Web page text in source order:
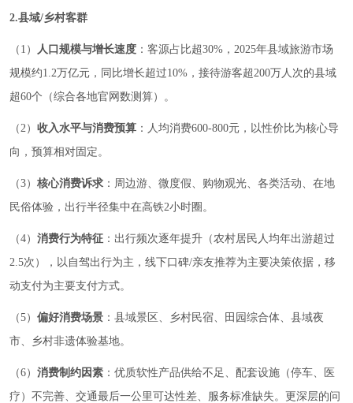
2.县域/乡村客群
（1） 人口规模与增长速度 ：客源占比超30%，2025年县域旅游市场
规模约1.2万亿元，同比增长超过10%，接待游客超200万人次的县域
超60个（综合各地官网数测算）。
（2） 收入水平与消费预算 ：人均消费600-800元，以性价比为核心导
向，预算相对固定。
（3） 核心消费诉求 ：周边游、微度假、购物观光、各类活动、在地
民俗体验，出行半径集中在高铁2小时圈。
（4） 消费行为特征 ：出行频次逐年提升（农村居民人均年出游超过
2.5次），以自驾出行为主，线下口碑/亲友推荐为主要决策依据，移
动支付为主要支付方式。
（5） 偏好消费场景 ：县域景区、乡村民宿、田园综合体、县域夜
市、乡村非遗体验基地。
（6） 消费制约因素 ：优质软性产品供给不足、配套设施（停车、医
疗）不完善、交通最后一公里可达性差、服务标准缺失。更深层的问